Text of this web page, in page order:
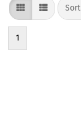
1